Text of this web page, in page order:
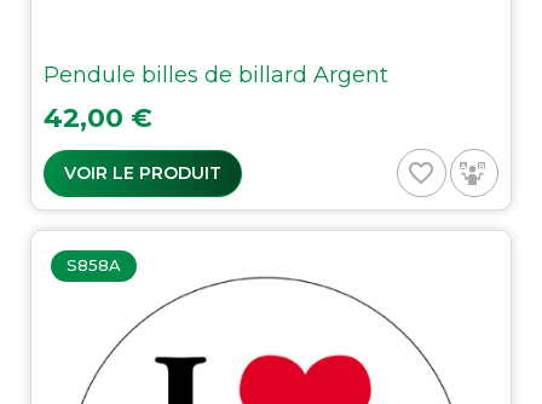
Pendule billes de billard Argent
Prix
42,00 €
VOIR LE PRODUIT favorite_border
S858A